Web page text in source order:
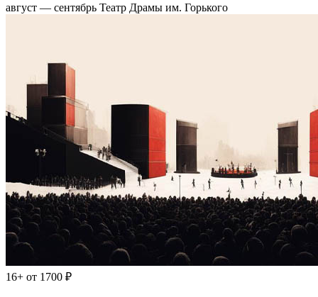
август — сентябрь Театр Драмы им. Горького
16+ от 1700 ₽